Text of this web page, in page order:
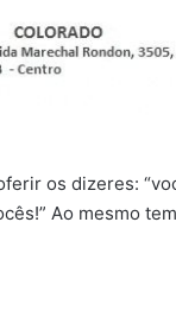
os dizeres:
Ao mesmo